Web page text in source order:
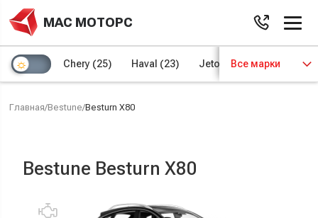
МАС МОТОРС
Chery (25) Haval (23) Jetour (8) Kaiyi (4)
Все марки
Главная/Bestune/Besturn X80
Bestune Besturn X80